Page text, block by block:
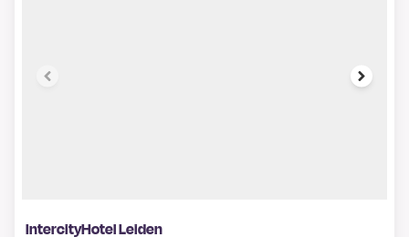
IntercityHotel Leiden